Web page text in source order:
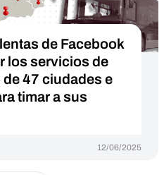
de Facebook
los servicios de
47 ciudades e
timar a sus
12/06/2025